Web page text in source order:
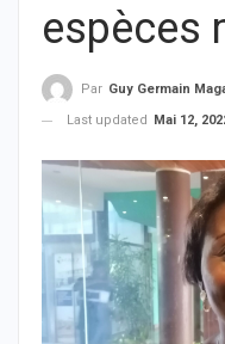
espèces
Par Guy Germain Maganga
Last updated
Mai 12,